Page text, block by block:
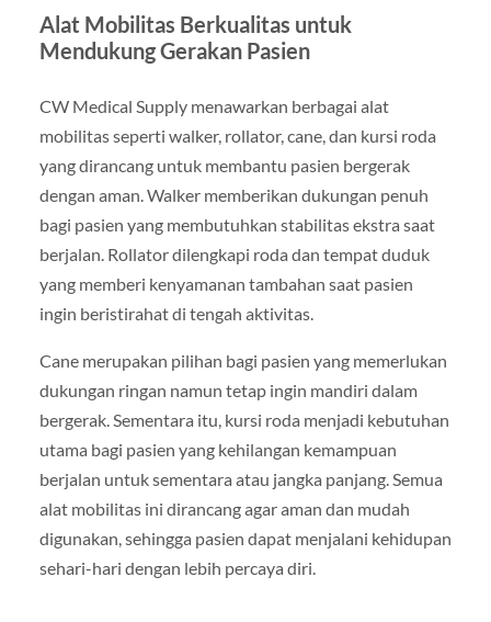
Alat Mobilitas Berkualitas untuk
Mendukung Gerakan Pasien
CW Medical Supply menawarkan berbagai alat
mobilitas seperti walker, rollator, cane, dan kursi roda
yang dirancang untuk membantu pasien bergerak
dengan aman. Walker memberikan dukungan penuh
bagi pasien yang membutuhkan stabilitas ekstra saat
berjalan. Rollator dilengkapi roda dan tempat duduk
yang memberi kenyamanan tambahan saat pasien
ingin beristirahat di tengah aktivitas.
Cane merupakan pilihan bagi pasien yang memerlukan
dukungan ringan namun tetap ingin mandiri dalam
bergerak. Sementara itu, kursi roda menjadi kebutuhan
utama bagi pasien yang kehilangan kemampuan
berjalan untuk sementara atau jangka panjang. Semua
alat mobilitas ini dirancang agar aman dan mudah
digunakan, sehingga pasien dapat menjalani kehidupan
sehari-hari dengan lebih percaya diri.